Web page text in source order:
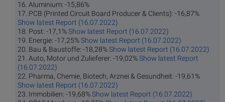
16. Aluminium: -15,86%
17. PCB (Printed Circuit Board Producer & Clients): -16,87%
Show latest Report (16.07.2022)
18. Post: -17,1%Show latest Report (16.07.2022)
19. Energie: -17,25%Show latest Report (16.07.2022)
20. Bau & Baustoffe: -18,28%Show latest Report (16.07.2022)
21. Auto, Motor und Zulieferer: -19,02%Show latest Report
(16.07.2022)
22. Pharma, Chemie, Biotech, Arznei & Gesundheit: -19,61%
Show latest Report (16.07.2022)
23. Immobilien: -19,68%Show latest Report (16.07.2022)